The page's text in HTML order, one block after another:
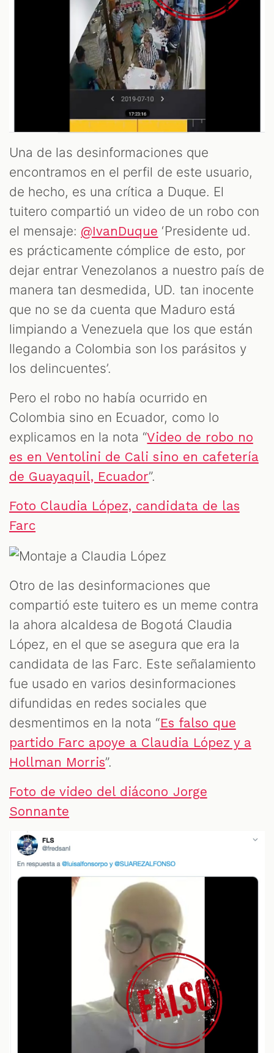
Una de las desinformaciones que
encontramos en el perfil de este usuario,
de hecho, es una crítica a Duque. El
tuitero compartió un video de un robo con
el mensaje: @IvanDuque ‘Presidente ud.
es prácticamente cómplice de esto, por
dejar entrar Venezolanos a nuestro país de
manera tan desmedida, UD. tan inocente
que no se da cuenta que Maduro está
limpiando a Venezuela que los que están
llegando a Colombia son los parásitos y
los delincuentes’.
Pero el robo no había ocurrido en
Colombia sino en Ecuador, como lo
explicamos en la nota “Video de robo no
es en Ventolini de Cali sino en cafetería
de Guayaquil, Ecuador”.
Foto Claudia López, candidata de las
Farc
Otro de las desinformaciones que
compartió este tuitero es un meme contra
la ahora alcaldesa de Bogotá Claudia
López, en el que se asegura que era la
candidata de las Farc. Este señalamiento
fue usado en varios desinformaciones
difundidas en redes sociales que
desmentimos en la nota “Es falso que
partido Farc apoye a Claudia López y a
Hollman Morris”.
Foto de video del diácono Jorge
Sonnante